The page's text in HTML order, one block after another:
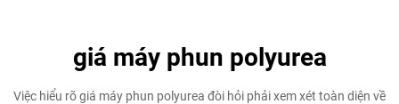
giá máy phun polyurea
Việc hiểu rõ giá máy phun polyurea đòi hỏi phải xem xét toàn diện về